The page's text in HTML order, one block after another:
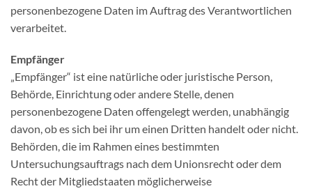
personenbezogene Daten im Auftrag des Verantwortlichen
verarbeitet.
Empfänger
„Empfänger“ ist eine natürliche oder juristische Person,
Behörde, Einrichtung oder andere Stelle, denen
personenbezogene Daten offengelegt werden, unabhängig
davon, ob es sich bei ihr um einen Dritten handelt oder nicht.
Behörden, die im Rahmen eines bestimmten
Untersuchungsauftrags nach dem Unionsrecht oder dem
Recht der Mitgliedstaaten möglicherweise